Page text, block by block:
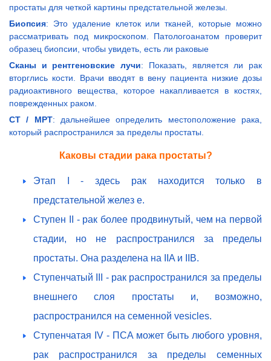
простаты для четкой картины предстательной железы.
Биопсия: Это удаление клеток или тканей, которые можно
рассматривать под микроскопом. Патологоанатом проверит
образец биопсии, чтобы увидеть, есть ли раковые
Сканы и рентгеновские лучи: Показать, является ли рак
вторглись кости. Врачи вводят в вену пациента низкие дозы
радиоактивного вещества, которое накапливается в костях,
поврежденных раком.
CT / МРТ: дальнейшее определить местоположение рака,
который распространился за пределы простаты.
Каковы стадии рака простаты?
Этап I - здесь рак находится только в
предстательной желез е.
Ступен II - рак более продвинутый, чем на первой
стадии, но не распространился за пределы
простаты. Она разделена на IIA и IIB.
Ступенчатый III - рак распространился за пределы
внешнего слоя простаты и, возможно,
распространился на семенной vesicles.
Ступенчатая IV - ПСА может быть любого уровня,
рак распространился за пределы семенных